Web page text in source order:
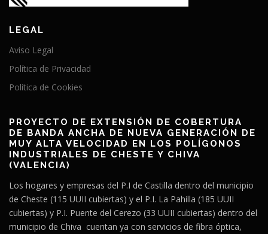
LEGAL
Aviso Legal
Política de Privacidad
Política de Cookies
PROYECTO DE EXTENSIÓN DE COBERTURA
DE BANDA ANCHA DE NUEVA GENERACIÓN DE
MUY ALTA VELOCIDAD EN LOS POLÍGONOS
INDUSTRIALES DE CHESTE Y CHIVA
(VALENCIA)
Los hogares y empresas del P.I de Castilla dentro del municipio
de Cheste (115 UUII cubiertas) y el P.I. La Pahilla (185 UUII
cubiertas) y P.I. Puente del Cerezo (33 UUII cubiertas) dentro del
municipio de Chiva cuentan ya con servicios de fibra óptica,